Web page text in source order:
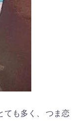
ても多く、 つま恋